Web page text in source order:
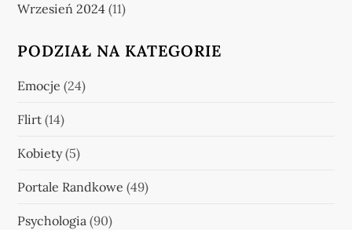
Wrzesień 2024 (11)
PODZIAŁ NA KATEGORIE
Emocje (24)
Flirt (14)
Kobiety(5)
Portale Randkowe (49)
Psychologia (90)